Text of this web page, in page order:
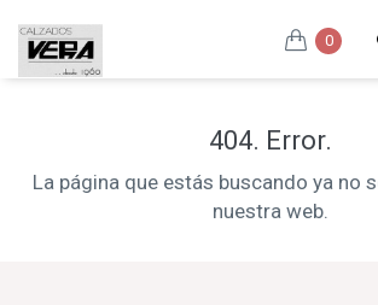
0
404. Error.
La página que estás buscando ya no
nuestra web.